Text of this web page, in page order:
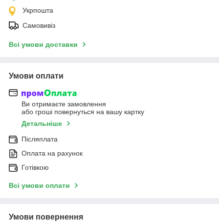
Укрпошта
Самовивіз
Всі умови доставки
Умови оплати
Ви отримаєте замовлення
або гроші повернуться на вашу картку
Детальніше
Післяплата
Оплата на рахунок
Готівкою
Всі умови оплати
Умови повернення